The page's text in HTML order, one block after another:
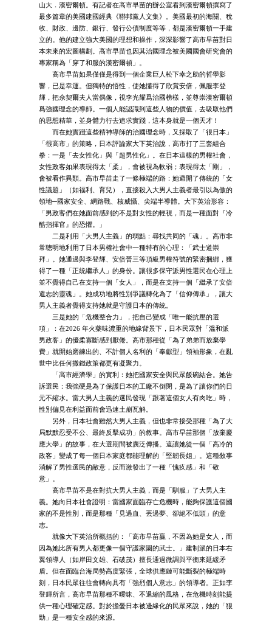
山大．漢密爾頓。有記者在高市早苗的辦公室看到漢密爾頓撰寫了
最多篇章的美國建國經典《聯邦黨人文集》。美國最初的海關、稅
收、財政、邊防、銀行、發行公債制度等等，都是漢密爾頓一手建
立的。他的建立強大美國的理想和操作，深深影響了高市早苗對日
本未來的宏圖構劃。高市早苗也因其治國理念被美國國會研究會的
專家稱為「穿了和服的漢密爾頓」。
高市早苗如果僅僅是得到一個企業巨人松下幸之助的哲學影
響，已是幸運。但獨特的悟性，使她懂得了欣賞安倍，佩服李登
輝，把佘契爾夫人當偶像，視李光耀爲治國榜樣，並尊崇漢密爾頓
爲強國理念的導師。一個人能認識到這些人物的價值，去吸取他們
的思想精華，並身體力行去追求實踐，這本身就是一個天才！
而在她實踐這些精神導師的治國理念時，又採取了「很日本」
「很高市」的策略，日本評論家大下英治說，高市打了三套組合
拳：一是「去女性化」與「超男性化」。在日本這樣的男權社會，
女性政客如果表現得太「柔」，會被視為軟弱；表現得太「剛」，
會被看作異類。高市早苗走了一條極端的路：她避開了傳統的「女
性議題」（如福利、育兒），直接殺入大男人主義者最引以為傲的
領地─國家安全、網路戰、核威懾、尖端半導體。大下英治形容：
「男政客們在她面前感到的不是對女性的輕視，而是一種面對『冷
酷指揮官』的恐懼。」
二是利用「大男人主義」的弱點：尋找共同的「魂」。高市非
常聰明地利用了日本男權社會中一種特有的心理：「武士道崇
拜」。她通過與李登輝、安倍晉三等頂級男權符號的緊密捆綁，獲
得了一種「正統繼承人」的身份。讓很多保守派男性選民在心理上
並不覺得自己在支持一個「女人」，而是在支持一個「繼承了安倍
遺志的靈魂」。她成功地將性別爭議轉化為了「信仰傳承」，讓大
男人主義者覺得支持她就是守護日本的傳統。
三是她的「危機整合力」，把自己變成「唯一能抗壓的選
項」：在2026 年火藥味濃重的地緣背景下，日本民眾對「溫和派
男政客」的優柔寡斷感到厭倦。高市那種從「為了弟弟而放棄學
費」就開始磨練出的、不計個人名利的「奉獻型」領袖形象，在亂
世中比任何撒錢政策都更有凝聚力。
「高市經濟學」的實利：她把國家安全與民眾飯碗結合。她告
訴選民：我強硬是為了保護日本的工廠不倒閉，是為了讓你們的日
元不縮水。當大男人主義的選民發現「跟著這個女人有肉吃」時，
性別偏見在利益面前會迅速土崩瓦解。
另外，日本社會雖然大男人主義，但也非常接受那種「為了大
局默默忍受不公、最終反擊成功」的敘事。高市早苗那個「放棄慶
應大學」的故事，在大選期間被廣泛傳播。這讓她從一個「高冷的
政客」變成了每一個日本家庭都能理解的「堅韌長姐」。這種敘事
消解了男性選民的敵意，反而激發出了一種「愧疚感」和「敬
意」。
高市早苗不是在對抗大男人主義，而是「馴服」了大男人主
義。她向日本社會證明：當國家面臨存亡危機時，能夠保護這個國
家的不是性別，而是那種「見過血、丟過夢、卻絕不低頭」的意
志。
就像大下英治所概括的：「高市早苗贏，不因為她是女人，而
因為她比所有男人都更像一個守護家園的武士。」建制派的日本右
翼領導人（如岸田文雄、石破茂）擅長通過微調與平衡來延緩矛
盾。但在面臨台海局勢高度緊張，全球供應鏈可能斷裂的極端時
刻，日本民眾往往會轉向具有「強烈個人意志」的領導者。正如李
登輝所言，高市早苗那種不曖昧、不退縮的風格，在危機時刻能提
供一種心理確定感。對於擔憂日本被邊緣化的民眾來說，她的「狠
勁」是一種安全感的來源。